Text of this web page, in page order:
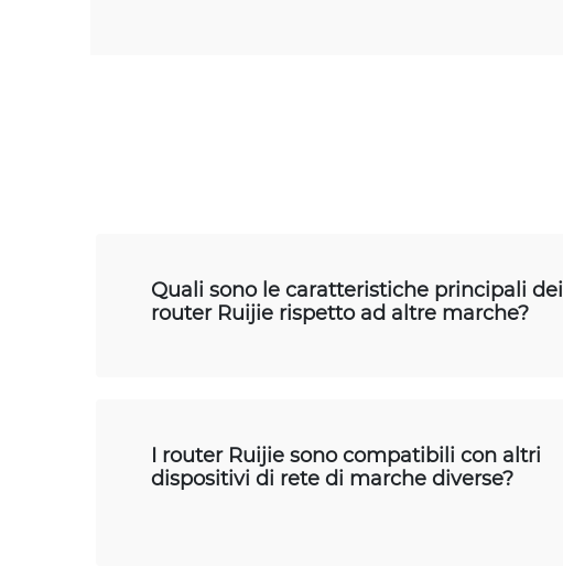
Quali sono le caratteristiche principali dei
router Ruijie rispetto ad altre marche?
I router Ruijie sono compatibili con altri
dispositivi di rete di marche diverse?